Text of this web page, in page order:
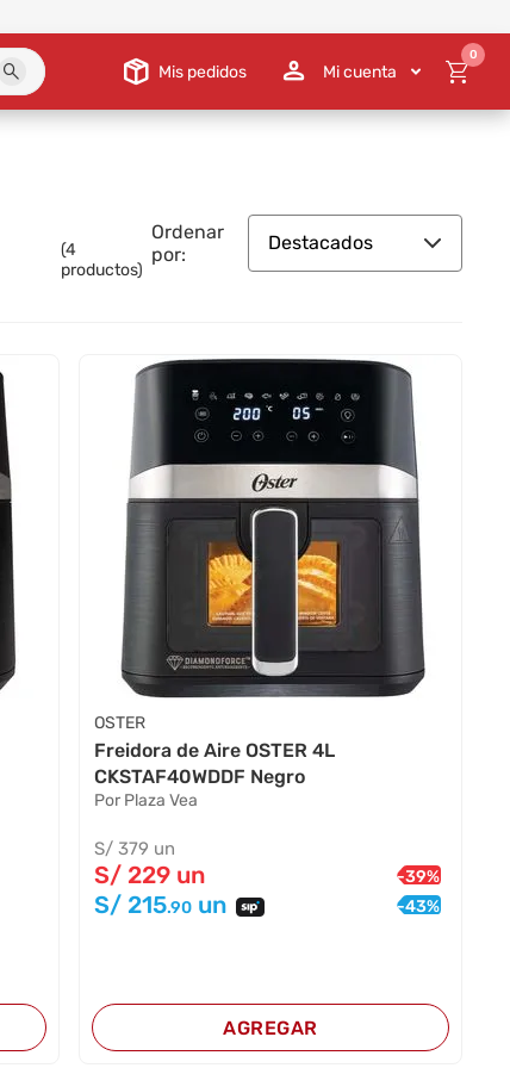
Mis pedidos Mi cuenta
0
(4
productos)
Ordenar
por:
Destacados
OSTER
Freidora de Aire OSTER 4L
CKSTAF40WDDF Negro
Por Plaza Vea
S/ 379 un
S/ 229 un -39%
S/ 215.90 un -43%
AGREGAR